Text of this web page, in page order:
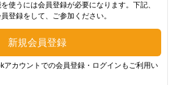
使うには会員登録が必要になります。下記、
登録をして、ご参加ください。
アカウントでの会員登録・ログインもご利用い